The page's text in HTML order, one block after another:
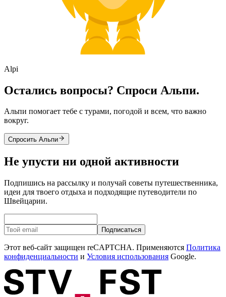
Alpi
Остались вопросы? Спроси Альпи.
Альпи помогает тебе с турами, погодой и всем, что важно
вокруг.
Спросить Альпи
Не упусти ни одной активности
Подпишись на рассылку и получай советы путешественника,
идеи для твоего отдыха и подходящие путеводители по
Швейцарии.
Подписаться
Этот веб-сайт защищен reCAPTCHA. Применяются Политика
конфиденциальности и Условия использования Google.